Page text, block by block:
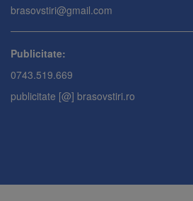
brasovstiri@gmail.com
Publicitate:
0743.519.669
publicitate [@] brasovstiri.ro